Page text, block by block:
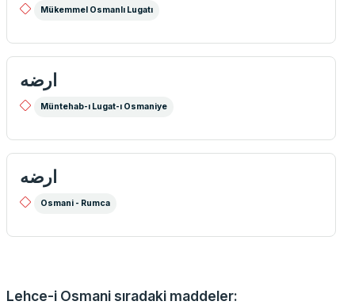
Mükemmel Osmanlı Lugatı
ارضه
Müntehab-ı Lugat-ı Osmaniye
ارضه
Osmani - Rumca
Lehce-i Osmani sıradaki maddeler: